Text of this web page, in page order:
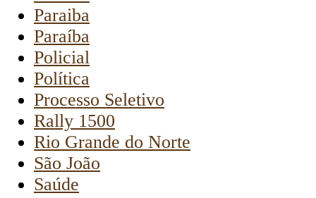
Paraiba
Paraíba
Policial
Política
Processo Seletivo
Rally 1500
Rio Grande do Norte
São João
Saúde